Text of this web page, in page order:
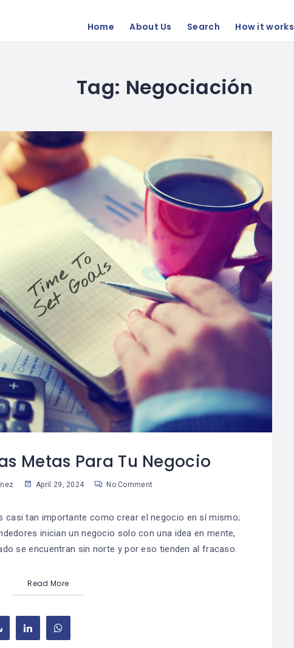
Home About Us Search How it works
Tag: Negociación
Metas Para Tu Negocio
April 29, 2024 No Comment
casi tan importante como crear el negocio en sí mismo;
inician un negocio solo con una idea en mente,
se encuentran sin norte y por eso tienden al fracaso.
Read More